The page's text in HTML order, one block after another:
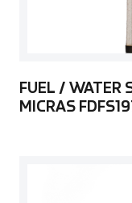
FUEL / WATER
MICRAS